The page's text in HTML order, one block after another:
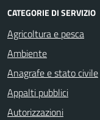
CATEGORIE DI SERVIZIO
Agricoltura e pesca
Ambiente
Anagrafe e stato civile
Appalti pubblici
Autorizzazioni